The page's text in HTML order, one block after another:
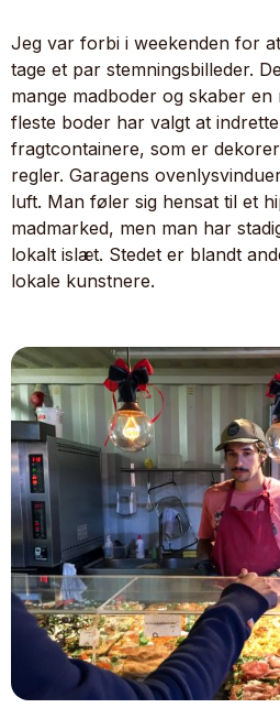
Jeg var forbi i weekenden for
tage et par stemningsbilleder.
mange madboder og skaber en
fleste boder har valgt at indrette
fragtcontainere, som er
regler. Garagens
luft. Man føler sig hensat til et
madmarked, men man har
lokalt islæt. Stedet er blandt
lokale kunstnere.